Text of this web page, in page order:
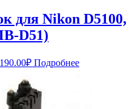
для Nikon D5100,
D51)
₽Текущая
цена:
3,190.00₽.
Подробнее